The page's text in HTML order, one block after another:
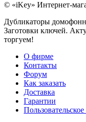
© «iKey» Интернет-
Дубликаторы
Заготовки ключей.
торгуем!
О фирме
Контакты
Форум
Как заказать
Доставка
Гарантии